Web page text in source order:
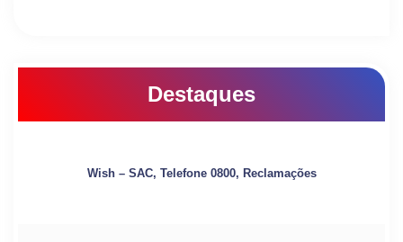
Destaques
Wish – SAC, Telefone 0800, Reclamações